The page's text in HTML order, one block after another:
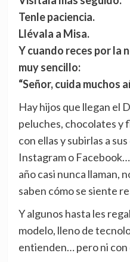
Tenle paciencia.
Llévala a Misa.
Y cuando reces por la
muy sencillo:
“Señor, cuida muchos
Hay hijos que llegan el
peluches, chocolates y
con ellas y subirlas a
Instagram o
año casi nunca llaman,
saben cómo se siente
Y algunos hasta les
modelo, lleno de
entienden… pero ni con